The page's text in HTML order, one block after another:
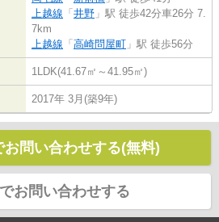
上越線 「 井野 」駅 徒歩42分車26分 7.
7km
上越線 「 高崎問屋町 」駅 徒歩56分
1LDK(41.67㎡～41.95㎡)
2017年 3月(築9年)
お問い合わせする(無料)
お問い合わせする